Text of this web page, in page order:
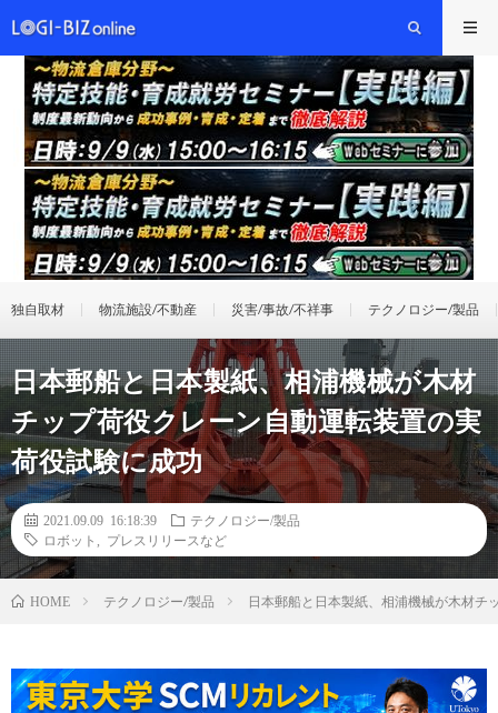
独自取材 物流施設/不動産 災害/事故/不祥事 テクノロジー/製品
日本郵船と日本製紙、相浦機械が木材
チップ荷役クレーン自動運転装置の実
荷役試験に成功
2021.09.09 16:18:39
テクノロジー/製品
ロボット
プレスリリースなど
HOME テクノロジー/製品 日本郵船と日本製紙、相浦機械が木材チ